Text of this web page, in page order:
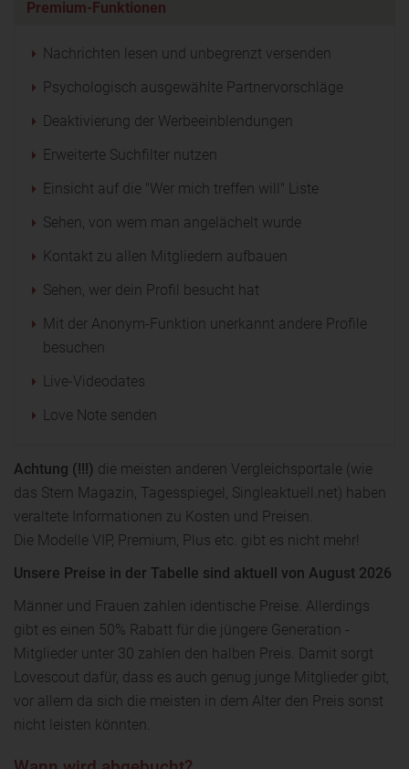
Premium-Funktionen
Nachrichten lesen und unbegrenzt versenden
Psychologisch ausgewählte Partnervorschläge
Deaktivierung der Werbeeinblendungen
Erweiterte Suchfilter nutzen
Einsicht auf die "Wer mich treffen will" Liste
Sehen, von wem man angelächelt wurde
Kontakt zu allen Mitgliedern aufbauen
Sehen, wer dein Profil besucht hat
Mit der Anonym-Funktion unerkannt andere Profile
besuchen
Live-Videodates
Love Note senden
Achtung (!!!) die meisten anderen Vergleichsportale (wie
das Stern Magazin, Tagesspiegel, Singleaktuell.net) haben
veraltete Informationen zu Kosten und Preisen.
Die Modelle VIP, Premium, Plus etc. gibt es nicht mehr!
Unsere Preise in der Tabelle sind aktuell von August 2026
Männer und Frauen zahlen identische Preise. Allerdings
gibt es einen 50% Rabatt für die jüngere Generation -
Mitglieder unter 30 zahlen den halben Preis. Damit sorgt
Lovescout dafür, dass es auch genug junge Mitglieder gibt,
vor allem da sich die meisten in dem Alter den Preis sonst
nicht leisten könnten.